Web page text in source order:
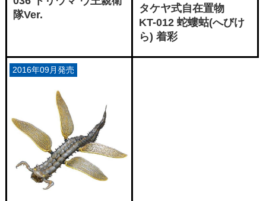
隊Ver.
タケヤ式自在置物
KT-012 蛇螻蛄(へびけ
ら) 着彩
2016年09月発売